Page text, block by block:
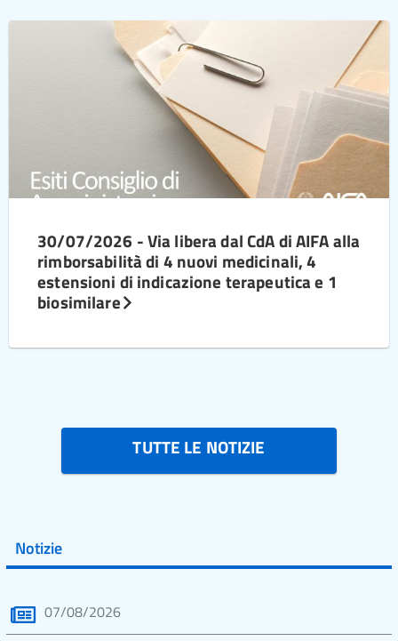
30/07/2026 - Via libera dal CdA di AIFA alla
rimborsabilità di 4 nuovi medicinali, 4
estensioni di indicazione terapeutica e 1
biosimilare
TUTTE LE NOTIZIE
Notizie
07/08/2026